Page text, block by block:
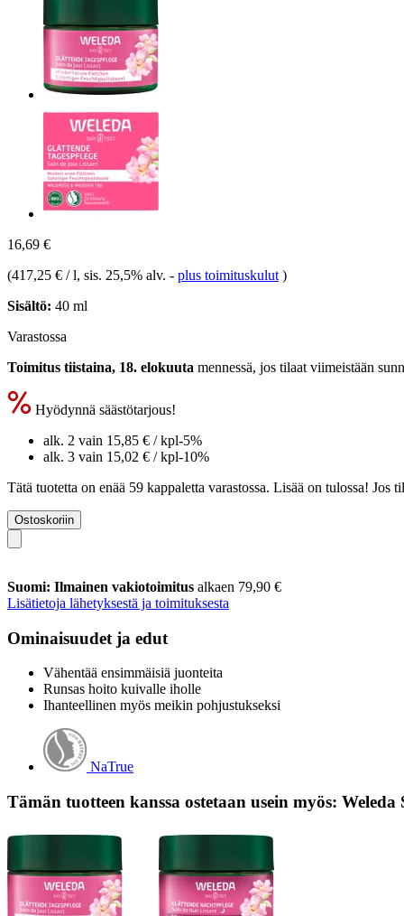
16,69 €
(417,25 € / l, sis. 25,5% alv. - plus toimituskulut )
Sisältö: 40 ml
Varastossa
Toimitus tiistaina, 18. elokuuta mennessä, jos tilaat viimeistään
Hyödynnä säästötarjous!
alk. 2 vain 15,85 € / kpl-5%
alk. 3 vain 15,02 € / kpl-10%
Tätä tuotetta on enää 59 kappaletta varastossa. Lisää on tulossa! Jos
Ostoskoriin
Suomi: Ilmainen vakiotoimitus alkaen 79,90 €
Lisätietoja lähetyksestä ja toimituksesta
Ominaisuudet ja edut
Vähentää ensimmäisiä juonteita
Runsas hoito kuivalle iholle
Ihanteellinen myös meikin pohjustukseksi
NaTrue
Tämän tuotteen kanssa ostetaan usein myös: